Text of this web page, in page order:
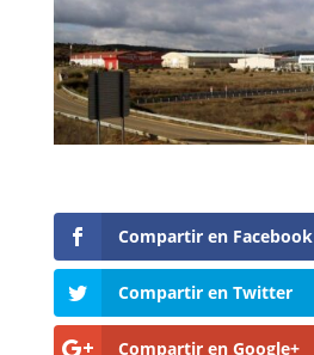
Compartir en Facebook
Compartir en Twitter
Compartir en Google+